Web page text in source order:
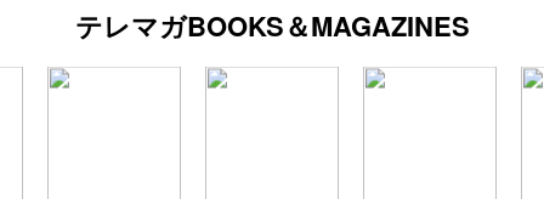
テレマガBOOKS＆MAGAZINES